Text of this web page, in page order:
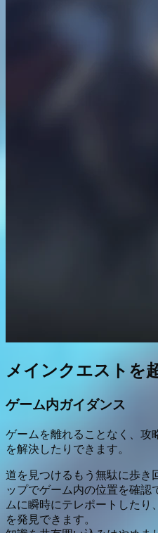
メインクエストを
ゲーム内ガイダンス
ゲームを離れることなく、攻
を解決したりできます。
道を見つける もう無駄に歩き
ップでゲーム内の位置を確認
ムに瞬時にテレポートした
を発見できます。